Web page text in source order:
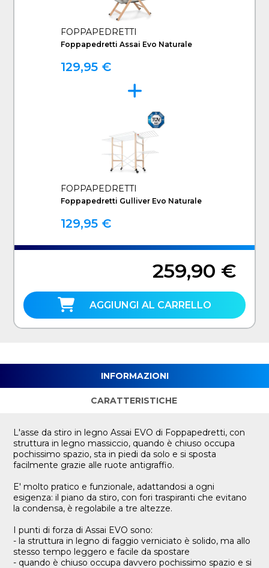
FOPPAPEDRETTI
Foppapedretti Assai Evo Naturale
129,95 €
FOPPAPEDRETTI
Foppapedretti Gulliver Evo Naturale
129,95 €
259,90 €
AGGIUNGI AL CARRELLO
INFORMAZIONI
CARATTERISTICHE
L'asse da stiro in legno Assai EVO di Foppapedretti, con
struttura in legno massiccio, quando è chiuso occupa
pochissimo spazio, sta in piedi da solo e si sposta
facilmente grazie alle ruote antigraffio.
E' molto pratico e funzionale, adattandosi a ogni
esigenza: il piano da stiro, con fori traspiranti che evitano
la condensa, è regolabile a tre altezze.
I punti di forza di Assai EVO sono:
- la struttura in legno di faggio verniciato è solido, ma allo
stesso tempo leggero e facile da spostare
- quando è chiuso occupa davvero pochissimo spazio e si